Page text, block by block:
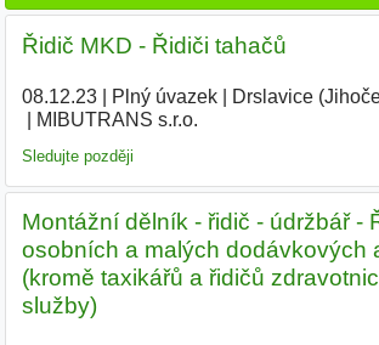
Řidič MKD - Řidiči tahačů
08.12.23| Plný úvazek| Drslavice
MIBUTRANS s.r.o.
Sledujte později
Montážní dělník - řidič - údržbář -
osobních a malých dodávkových
(kromě taxikářů a řidičů
služby)